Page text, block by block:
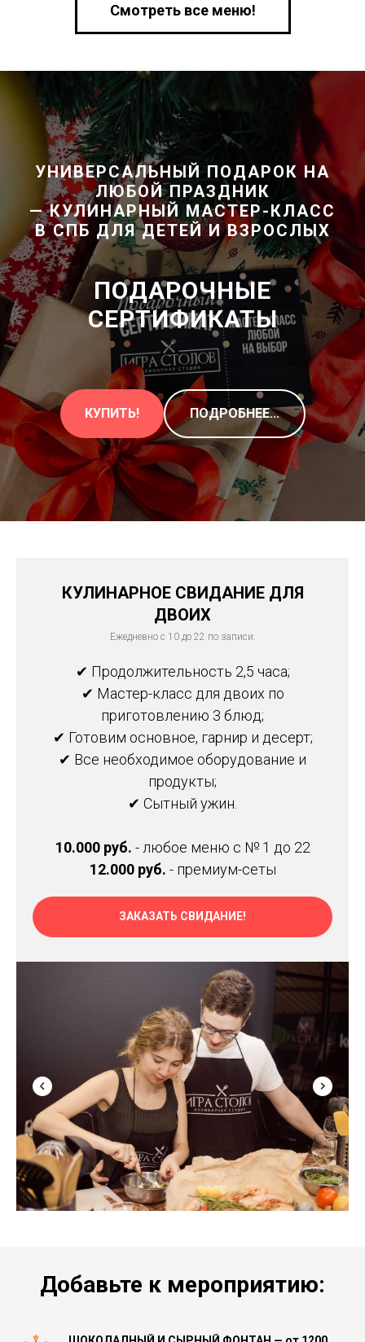
Смотреть все меню!
УНИВЕРСАЛЬНЫЙ ПОДАРОК НА
ЛЮБОЙ ПРАЗДНИК
— КУЛИНАРНЫЙ МАСТЕР-КЛАСС
В СПБ ДЛЯ ДЕТЕЙ И ВЗРОСЛЫХ
ПОДАРОЧНЫЕ
СЕРТИФИКАТЫ
КУПИТЬ! ПОДРОБНЕЕ...
КУЛИНАРНОЕ СВИДАНИЕ ДЛЯ
ДВОИХ
Ежедневно с 10 до 22 по записи.
✔ Продолжительность 2,5 часа;
✔ Мастер-класс для двоих по
приготовлению 3 блюд;
✔ Готовим основное, гарнир и десерт;
✔ Все необходимое оборудование и
продукты;
✔ Сытный ужин.
10.000 руб. - любое меню с № 1 до 22
12.000 руб. - премиум-сеты
ЗАКАЗАТЬ СВИДАНИЕ!
Добавьте к мероприятию: